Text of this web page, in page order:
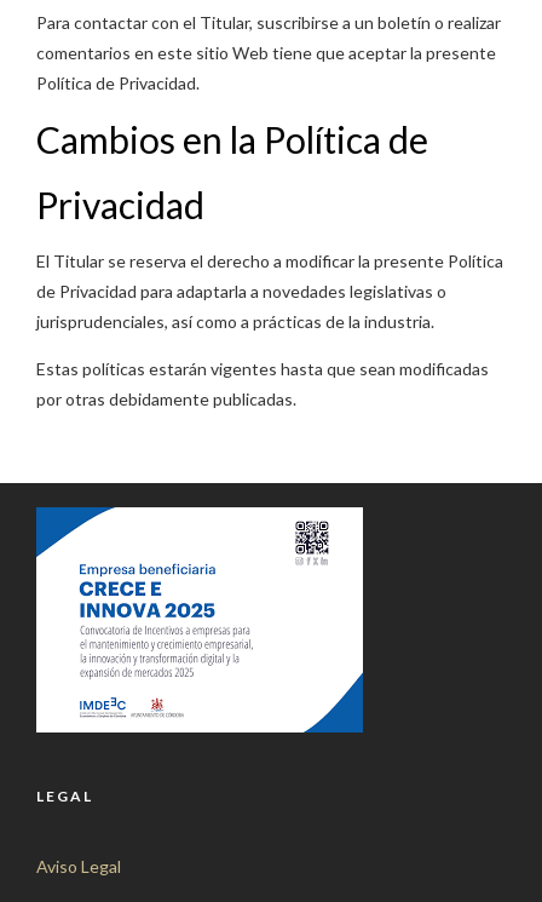
Para contactar con el Titular, suscribirse a un boletín o realizar
comentarios en este sitio Web tiene que aceptar la presente
Política de Privacidad.
Cambios en la Política de
Privacidad
El Titular se reserva el derecho a modificar la presente Política
de Privacidad para adaptarla a novedades legislativas o
jurisprudenciales, así como a prácticas de la industria.
Estas políticas estarán vigentes hasta que sean modificadas
por otras debidamente publicadas.
LEGAL
Aviso Legal